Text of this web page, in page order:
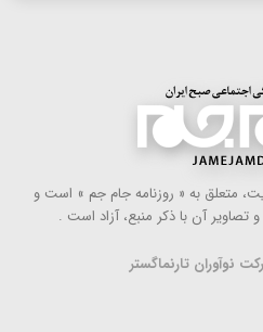
متعلق به « روزنامه جام جم » است و
تصاویر آن با ذكر منبع، آزاد است .
نوآوران تارنماگستر